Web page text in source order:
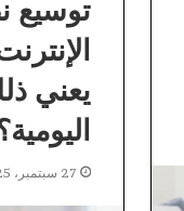
توسيع
يعني
27 سبتمبر، 2025